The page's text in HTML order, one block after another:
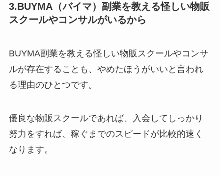
3.BUYMA（バイマ）副業を教える怪しい物販
スクールやコンサルがいるから
BUYMA副業を教える怪しい物販スクールやコンサ
ルが存在することも、やめたほうがいいと言われ
る理由のひとつです。
優良な物販スクールであれば、入会してしっかり
努力をすれば、稼ぐまでのスピードが比較的速く
なります。